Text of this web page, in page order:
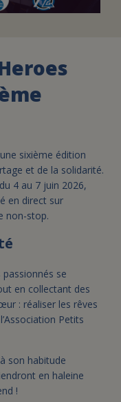
sixième édition
et de la solidarité.
4 au 7 juin 2026,
en direct sur
non-stop.
se
en collectant des
: réaliser les rêves
Petits
son habitude
en haleine
!